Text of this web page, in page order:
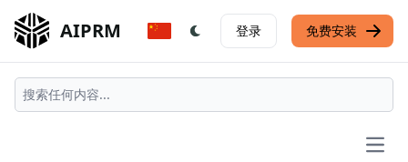
AIPRM 登录 免费安装